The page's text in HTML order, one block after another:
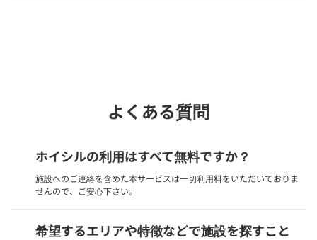
よくある質問
ホイシルの利用はすべて無料ですか？
施設へのご連絡を含めた本サービスは一切利用料をいただいておりま
せんので、ご安心下さい。
希望するエリアや特徴などで施設を探すこと